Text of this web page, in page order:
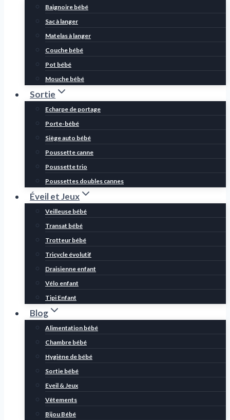
Baignoire bébé
Sac à langer
Matelas à langer
Couche bébé
Pot bébé
Mouche bébé
Sortie
Echarpe de portage
Porte-bébé
Siège auto bébé
Poussette canne
Poussette trio
Poussettes doubles cannes
Éveil et Jeux
Veilleuse bébé
Transat bébé
Trotteur bébé
Tricycle évolutif
Draisienne enfant
Vélo enfant
Tipi Enfant
Blog
Alimentation bébé
Chambre bébé
Hygiène de bébé
Sortie bébé
Eveil & Jeux
Vêtements
Bijou Bébé